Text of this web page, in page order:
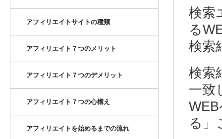
検索
る
検索
検索
一致
る」
アフィリエイトサイトの種類
アフィリエイト７つのメリット
アフィリエイト７つのデメリット
アフィリエイト７つの心構え
アフィリエイトを始めるまでの流れ